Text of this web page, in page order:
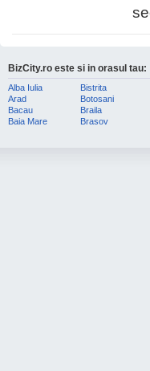
BizCity.ro este si in orasul tau:
Alba Iulia
Arad
Bacau
Baia Mare
Bistrita
Botosani
Braila
Brasov